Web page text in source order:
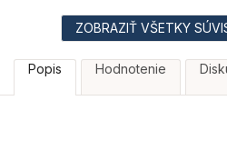
ZOBRAZIŤ VŠETKY
Popis Hodnotenie